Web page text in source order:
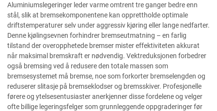
Aluminiumslegeringer leder varme omtrent tre ganger bedre enn
stål, slik at bremsekomponentene kan opprettholde optimale
driftstemperaturer selv under aggressiv kjøring eller lange nedfarter.
Denne kjølingsevnen forhindrer bremseutmatning – en farlig
tilstand der overopphetede bremser mister effektiviteten akkurat
når maksimal bremskraft er nødvendig. Vektreduksjonen forbedrer
også bremsing ved å redusere den totale massen som
bremsesystemet må bremse, noe som forkorter bremselengden og
reduserer slitasje på bremseklodser og bremsskiver. Profesjonelle
førere og ytelsesentusiaster anerkjenner disse fordelene og velger
ofte billige legeringsfelger som grunnleggende oppgraderinger før